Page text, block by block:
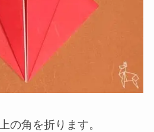
の角を折ります。